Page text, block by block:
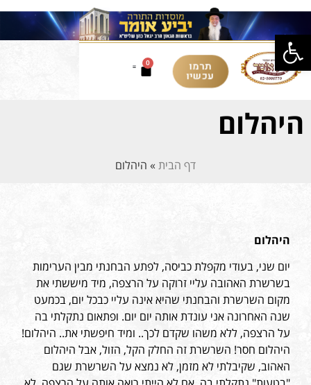
פתח סרגל נגישות
תרמו
עכשיו
0
היהלום
דף הבית » היהלום
היהלום
יום שני, בעודי מקפלת כביסה, לפתע הבחנתי מבין הערימות
בשרשרת האהובה עליי זרוקה על הרצפה, מיד מיששתי את
מקום השרשרת והבחנתי שהיא אינה עליי כבכל יום, בכמעט
שנה האחרונה אני עונדת אותה יום יום. ופתאום נתקלתי בה
על הרצפה, ללא משהו שקדם לכך.. ומיד חיפשתי את.. היהלום!
היהלום חסר! השרשרת זה החלק הקל, הזול, אבל היהלום
האהוב, שקיבלתי לא מזמן, לא נמצא על השרשרת שגם